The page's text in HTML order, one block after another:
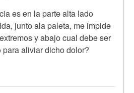
es en la parte alta lado
junto ala paleta, me impide
y abajo cual debe ser
aliviar dicho dolor?